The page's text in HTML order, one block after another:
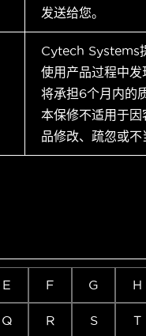
发送给您。
Cytech Systems
使用产品过程中
将承担6个月内的
本保修不适用于
品修改、疏忽或不
E F G H
Q R S T